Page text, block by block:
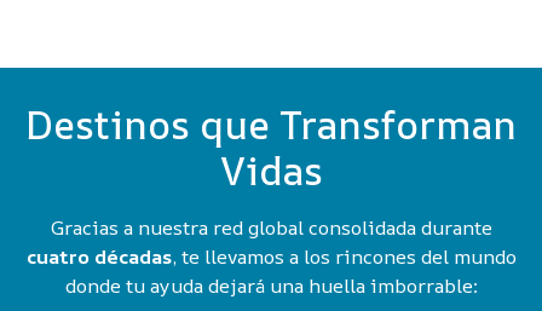
Destinos que Transforman
Vidas
Gracias a nuestra red global consolidada durante
cuatro décadas, te llevamos a los rincones del mundo
donde tu ayuda dejará una huella imborrable: